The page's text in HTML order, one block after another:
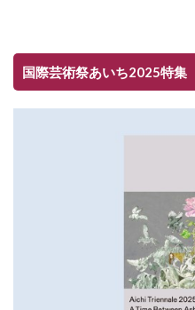
国際芸術祭あいち2025特集